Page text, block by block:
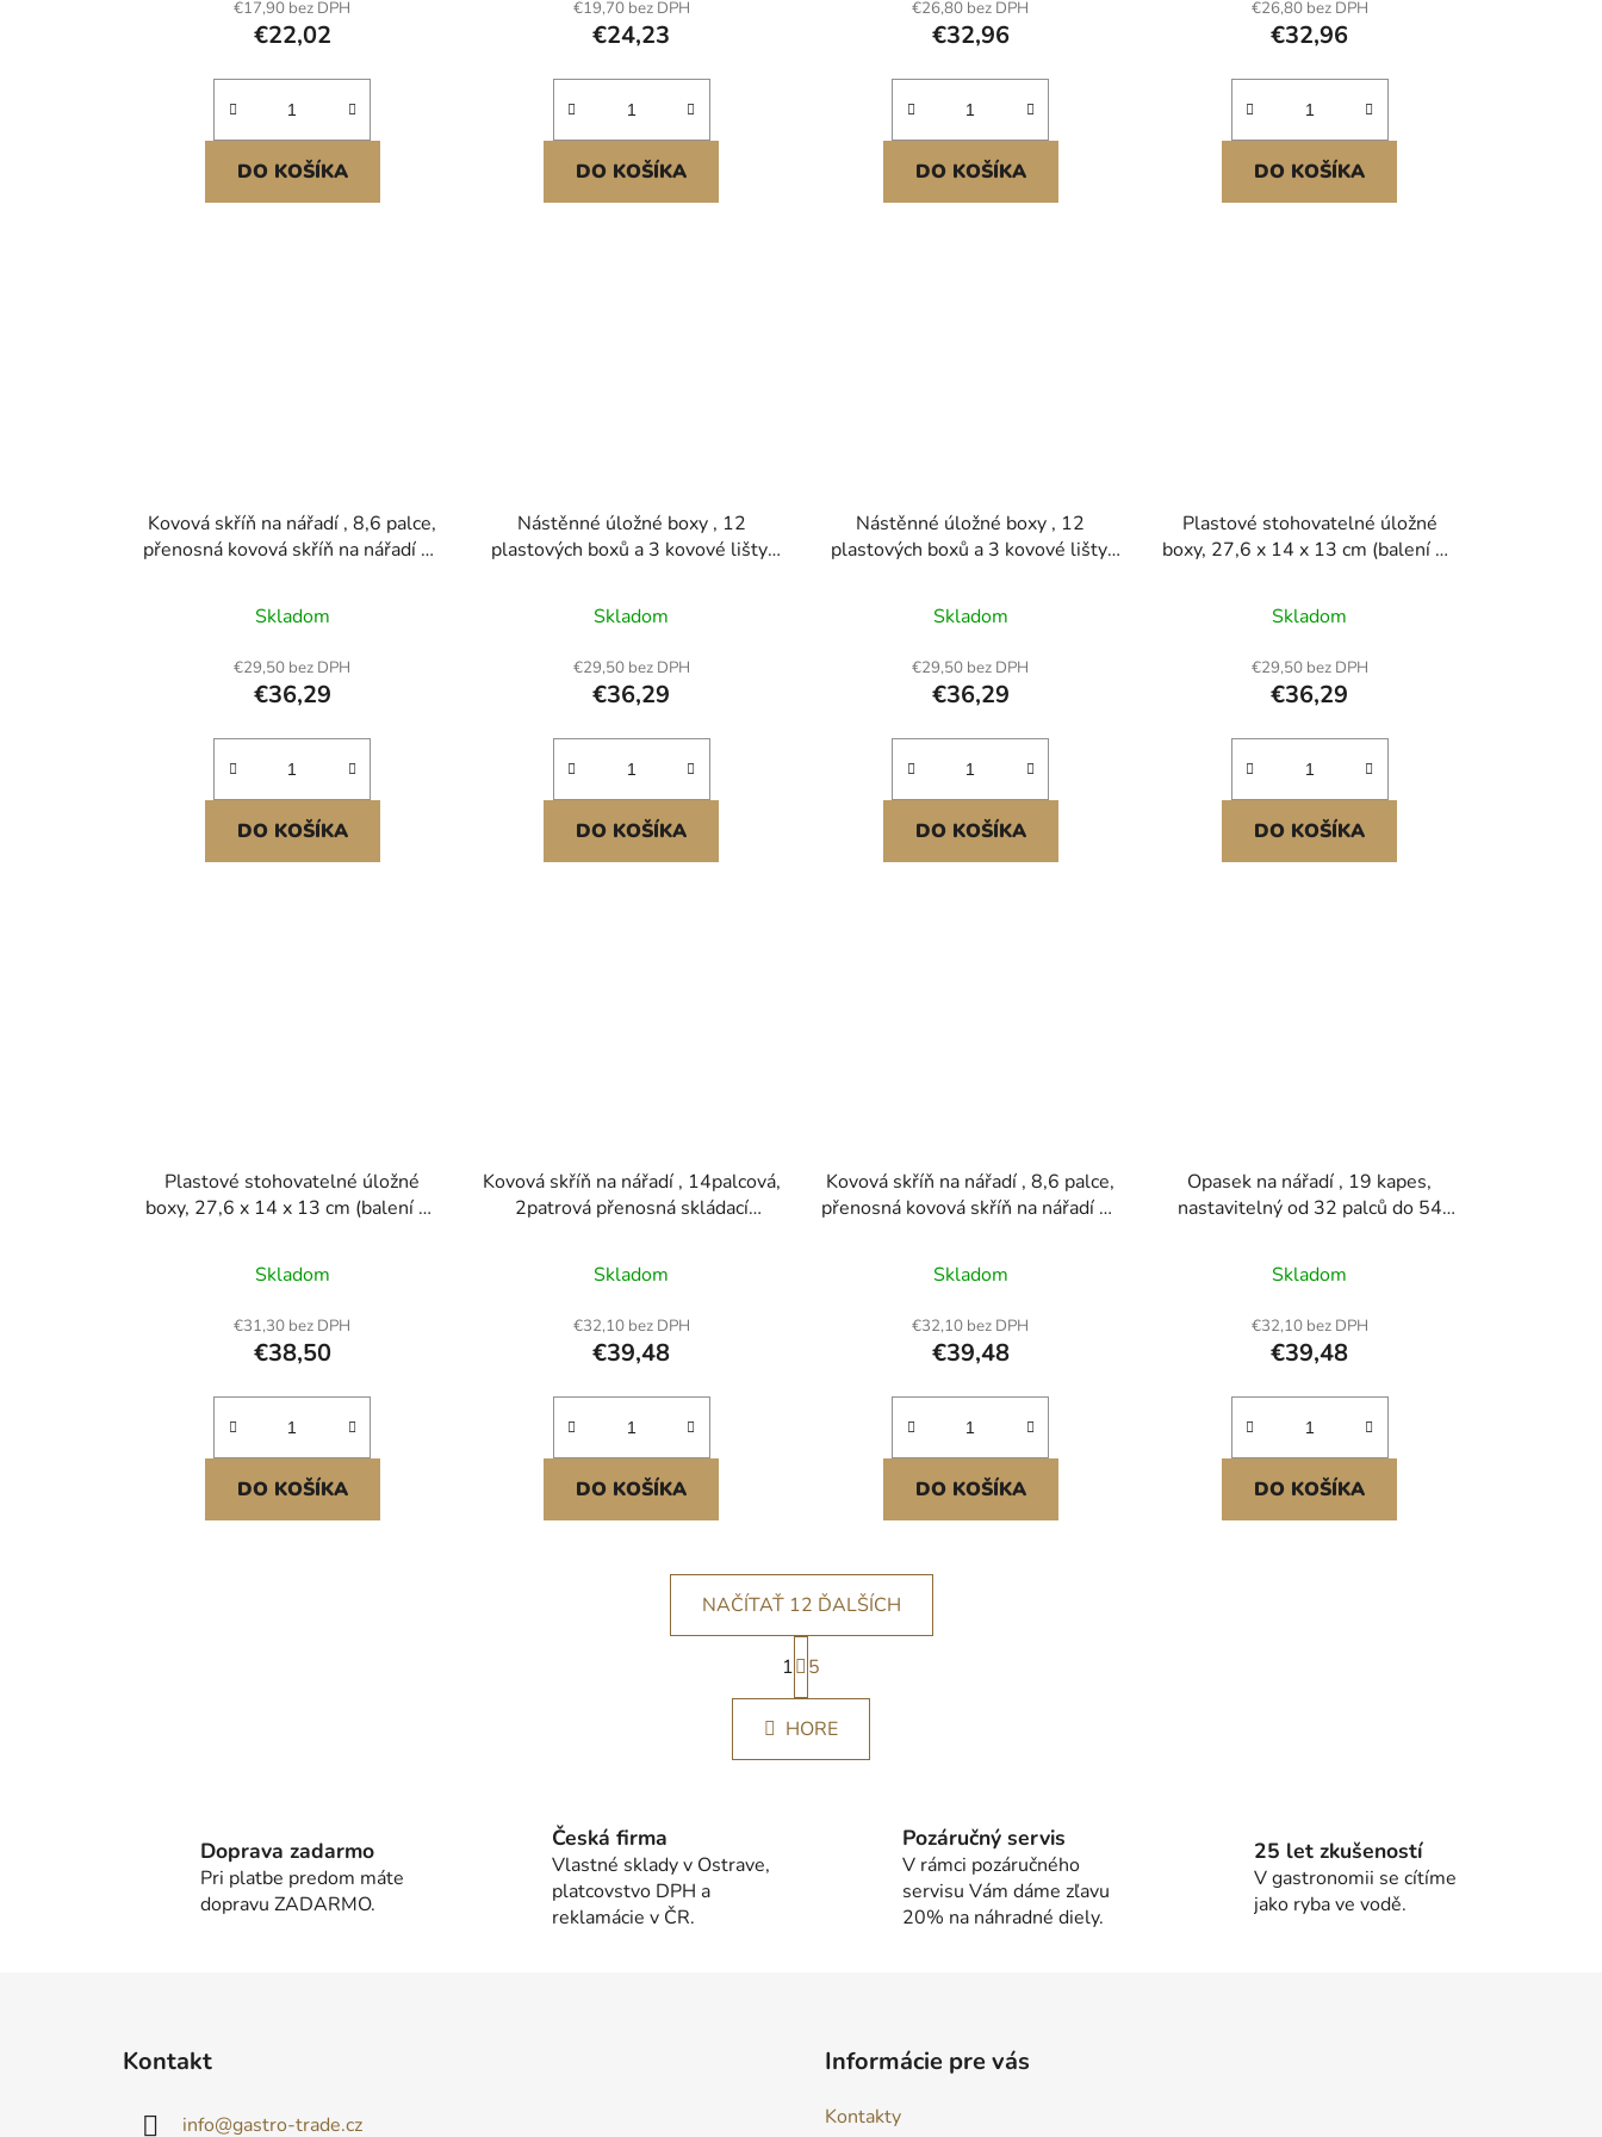
rámaře, hnědá
€17,90 bez DPH
€22,02
DO KOŠÍKA
78,7–121,9 cm Vícekapsový
design Pohodlný
€19,70 bez DPH
€24,23
DO KOŠÍKA
pasu 83 cm až 127 cm
Vícekapsový design Pohodlný
pas<br/
€26,80 bez DPH
€32,96
DO KOŠÍKA
kuchyně, kanceláře nebo spíže.
€26,80 bez DPH
€32,96
DO KOŠÍKA
Kovová skříň na nářadí , 8,6 palce,
přenosná kovová skříň na nářadí se
nářadí s vložkami z EVA a
nožičkami z PP, odolná ocel s
otevíráním s kuličkovými ložisky a
práškovým lakováním, červená
Skladom
€29,50 bez DPH
€36,29
DO KOŠÍKA
Nástěnné úložné boxy , 12
plastových boxů a 3 kovové lišty,
úložný box na šrouby, matice,
šrouby, hřebíky, organizér na
nářadí do dílny, řemeslné
místnosti, garáže, černý
Skladom
€29,50 bez DPH
€36,29
DO KOŠÍKA
Nástěnné úložné boxy , 12
plastových boxů a 3 kovové lišty,
úložný box na šrouby, matice,
šrouby, hřebíky, organizér na
nářadí do dílny, řemeslné
místnosti, garáže, červený
Skladom
€29,50 bez DPH
€36,29
DO KOŠÍKA
Plastové stohovatelné úložné
boxy, 27,6 x 14 x 13 cm (balení po
organizaci a úložné boxy do skříně,
garáže, na drobné díly, kancelářské
potřeby a další příslušenství,
černé
Skladom
€29,50 bez DPH
€36,29
DO KOŠÍKA
Plastové stohovatelné úložné
boxy, 27,6 x 14 x 13 cm (balení po
organizaci a úložné boxy do skříně,
garáže, na drobné díly, kancelářské
potřeby a další příslušenství,
průhledné
Skladom
€31,30 bez DPH
€38,50
DO KOŠÍKA
Kovová skříň na nářadí , 14palcová,
2patrová přenosná skládací
s rukojetí a otvorem pro zámek,
práškově lakovaná ocel, konzolová
skříňka na nářadí pro domácnost,
sklad, opravárnu, červená
Skladom
€32,10 bez DPH
€39,48
DO KOŠÍKA
Kovová skříň na nářadí , 8,6 palce,
přenosná kovová skříň na nářadí se
nářadí s vložkami z EVA a
nožičkami z PP, odolná ocel s
otevíráním s kuličkovými ložisky a
práškovým lakováním, černá
Skladom
€32,10 bez DPH
€39,48
DO KOŠÍKA
Opasek na nářadí , 19 kapes,
nastavitelný od 32 palců do 54
na nářadí, odnímatelná brašna na
nářadí pro elektrikáře, tesaře,
kutily, truhláře, stavebnictví,
rámaře, hnědá
Skladom
€32,10 bez DPH
€39,48
DO KOŠÍKA
O
v
l
á
NAČÍTAŤ 12 ĎALŠÍCH
S
t
r
á
n
k
1 5
HORE
Doprava zadarmo
Pri platbe predom máte
dopravu ZADARMO.
Česká firma
Vlastné sklady v Ostrave,
platcovstvo DPH a
reklamácie v ČR.
Pozáručný servis
V rámci pozáručného
servisu Vám dáme zľavu
20% na náhradné diely.
25 let zkušeností
V gastronomii se cítíme
jako ryba ve vodě.
Kontakt
info@gastro-trade.cz
Informácie pre vás
Kontakty